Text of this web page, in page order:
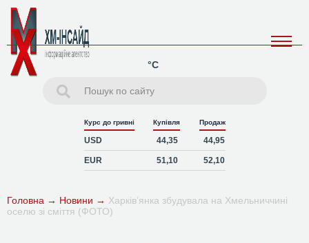
°C
Курс до гривні Купівля Продаж
USD 44,35 44,95
EUR 51,10 52,10
Головна → Новини → Харків’янка збудувала на Хмельниччині
оселю зі сміття (ФОТО)